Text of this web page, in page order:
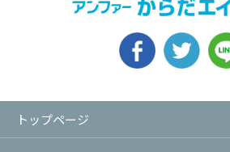
トップページ